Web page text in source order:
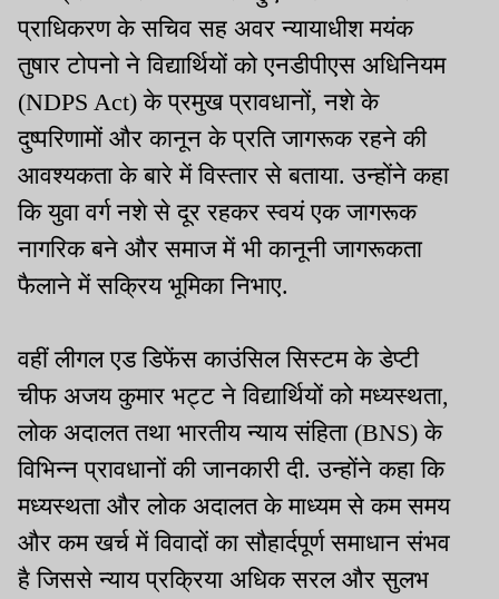
प्राधिकरण के सचिव सह अवर न्यायाधीश मयंक
तुषार टोपनो ने विद्यार्थियों को एनडीपीएस अधिनियम
(NDPS Act) के प्रमुख प्रावधानों, नशे के
दुष्परिणामों और कानून के प्रति जागरूक रहने की
आवश्यकता के बारे में विस्तार से बताया. उन्होंने कहा
कि युवा वर्ग नशे से दूर रहकर स्वयं एक जागरूक
नागरिक बने और समाज में भी कानूनी जागरूकता
फैलाने में सक्रिय भूमिका निभाए.
वहीं लीगल एड डिफेंस काउंसिल सिस्टम के डेप्टी
चीफ अजय कुमार भट्ट ने विद्यार्थियों को मध्यस्थता,
लोक अदालत तथा भारतीय न्याय संहिता (BNS) के
विभिन्न प्रावधानों की जानकारी दी. उन्होंने कहा कि
मध्यस्थता और लोक अदालत के माध्यम से कम समय
और कम खर्च में विवादों का सौहार्दपूर्ण समाधान संभव
है जिससे न्याय प्रक्रिया अधिक सरल और सुलभ